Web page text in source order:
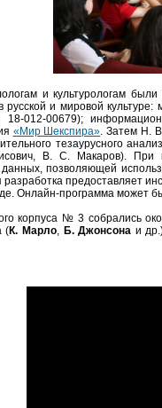
и культурологам
русской и мировой
012-00679);
«Мир Шекспира». Затем Н.
тезаурусного
В. С. Макаров). При
позволяющей
предоставляет
Онлайн-программа может
корпуса № 3 собрались
(К. Марло, Б. Джонсона и